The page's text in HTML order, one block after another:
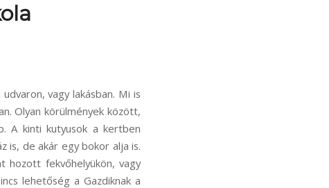
vagy lakásban. Mi is
Olyan körülmények között,
A kinti kutyusok a kertben
is, de akár egy bokor alja is.
hozott fekvőhelyükön, vagy
lehetőség a Gazdiknak a